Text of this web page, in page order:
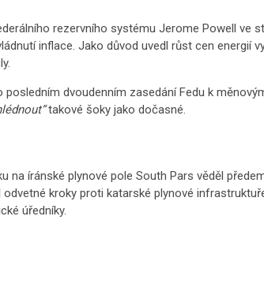
rezervního systému Jerome Powell ve
inflace. Jako důvod uvedl růst cen energií
posledním dvoudenním zasedání Fedu k
takové šoky jako dočasné.
na íránské plynové pole South Pars věděl
kroky proti katarské plynové
úředníky.